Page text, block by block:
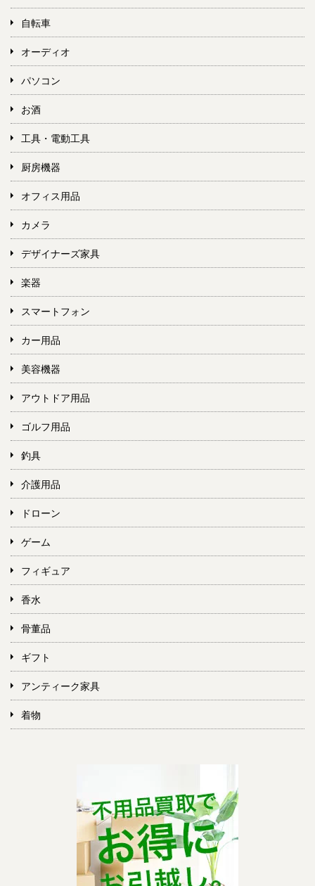
自転車
オーディオ
パソコン
お酒
工具・電動工具
厨房機器
オフィス用品
カメラ
デザイナーズ家具
楽器
スマートフォン
カー用品
美容機器
アウトドア用品
ゴルフ用品
釣具
介護用品
ドローン
ゲーム
フィギュア
香水
骨董品
ギフト
アンティーク家具
着物